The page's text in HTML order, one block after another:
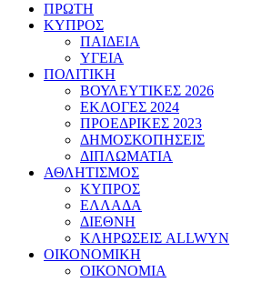
ΠΡΩΤΗ
ΚΥΠΡΟΣ
ΠΑΙΔΕΙΑ
ΥΓΕΙΑ
ΠΟΛΙΤΙΚΗ
ΒΟΥΛΕΥΤΙΚΕΣ 2026
ΕΚΛΟΓΕΣ 2024
ΠΡΟΕΔΡΙΚΕΣ 2023
ΔΗΜΟΣΚΟΠΗΣΕΙΣ
ΔΙΠΛΩΜΑΤΙΑ
ΑΘΛΗΤΙΣΜΟΣ
ΚΥΠΡΟΣ
ΕΛΛΑΔΑ
ΔΙΕΘΝΗ
ΚΛΗΡΩΣΕΙΣ ALLWYN
ΟΙΚΟΝΟΜΙΚΗ
ΟΙΚΟΝΟΜΙΑ